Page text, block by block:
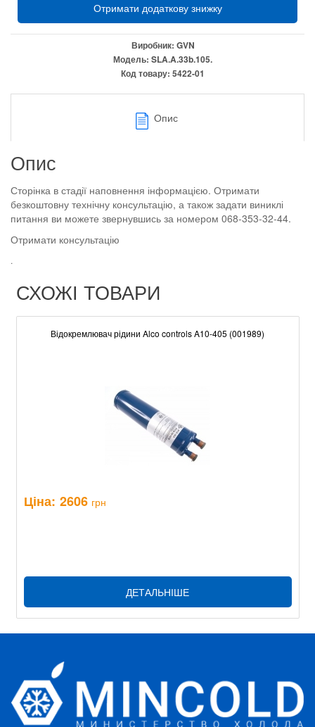
Отримати додаткову знижку
Виробник: GVN
Модель: SLA.A.33b.105.
Код товару: 5422-01
Опис
Опис
Сторінка в стадії наповнення інформацією. Отримати
безкоштовну технічну консультацію, а також задати виниклі
питання ви можете звернувшись за номером 068-353-32-44.
Отримати консультацію
.
СХОЖІ ТОВАРИ
Відокремлювач рідини Alco controls A10-405 (001989)
Ціна: 2606 грн
ДЕТАЛЬНІШЕ